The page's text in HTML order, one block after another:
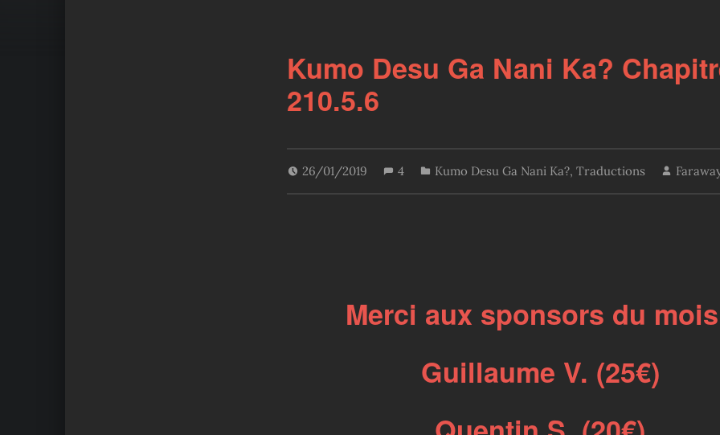
Kumo Desu Ga Nani Ka?
210.5.6
26/01/2019 4 Kumo Desu Ga Nani Ka?, Traductions
Merci aux sponsors du
Guillaume V. (25€)